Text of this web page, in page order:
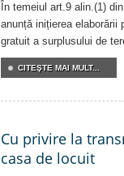
În temeiul art.9 alin.(1)
anunță inițierea elaborării
gratuit a surplusului de
CITEŞTE MAI MULT...
Cu privire la
casa de locuit